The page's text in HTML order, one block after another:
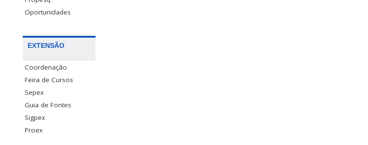
Oportunidades
EXTENSÃO
Coordenação
Feira de Cursos
Sepex
Guia de Fontes
Sigpex
Proex